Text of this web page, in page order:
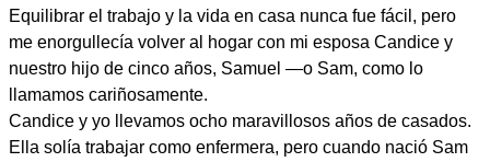
Equilibrar el trabajo y la vida en casa nunca fue fácil, pero
me enorgullecía volver al hogar con mi esposa Candice y
nuestro hijo de cinco años, Samuel —o Sam, como lo
llamamos cariñosamente.
Candice y yo llevamos ocho maravillosos años de casados.
Ella solía trabajar como enfermera, pero cuando nació Sam